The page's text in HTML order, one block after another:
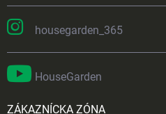
housegarden_365
HouseGarden
ZÁKAZNÍCKA ZÓNA